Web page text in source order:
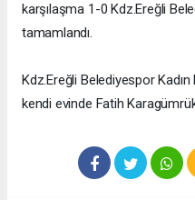
karşılaşma 1-0 Kdz.Ereğli
tamamlandı.
Kdz.Ereğli Belediyespor
kendi evinde Fatih